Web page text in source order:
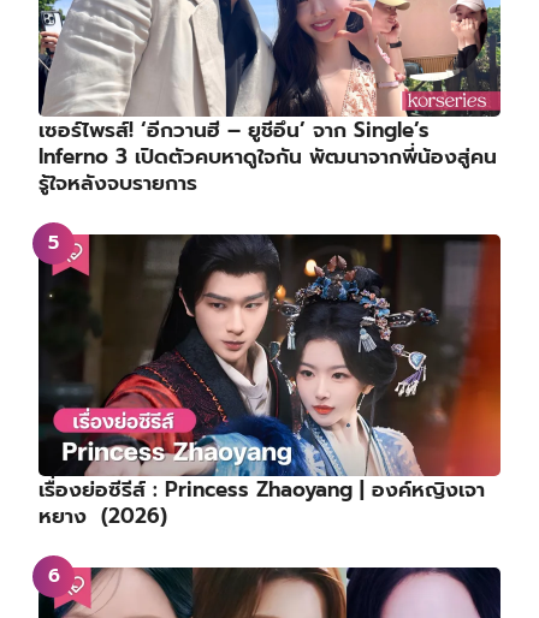
เซอร์ไพรส์! ‘อีกวานฮี – ยูชีอึน’ จาก Single’s
Inferno 3 เปิดตัวคบหาดูใจกัน พัฒนาจากพี่น้องสู่คน
รู้ใจหลังจบรายการ
เรื่องย่อซีรีส์ : Princess Zhaoyang | องค์หญิงเจา
หยาง (2026)